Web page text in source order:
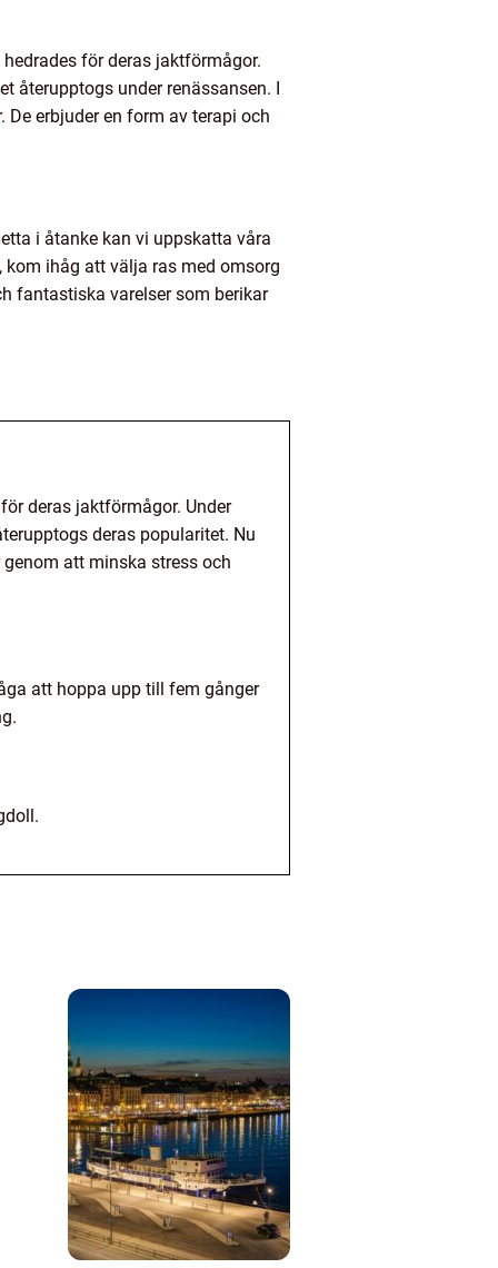
för deras jaktförmågor.
återupptogs under renässansen. I
erbjuder en form av terapi och
i åtanke kan vi uppskatta våra
ihåg att välja ras med omsorg
fantastiska varelser som berikar
deras jaktförmågor. Under
deras popularitet. Nu
att minska stress och
att hoppa upp till fem gånger